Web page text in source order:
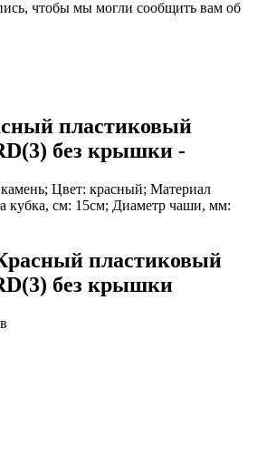
чтобы мы могли сообщить вам об
пластиковый
без крышки -
Цвет: красный; Материал
кубка, см: 15см; Диаметр чаши, мм:
пластиковый
без крышки